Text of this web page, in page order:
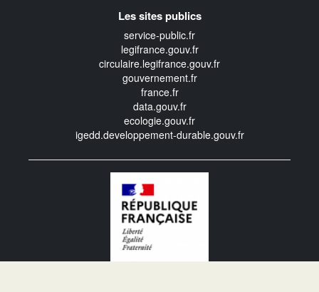
Les sites publics
service-public.fr
legifrance.gouv.fr
circulaire.legifrance.gouv.fr
gouvernement.fr
france.fr
data.gouv.fr
ecologie.gouv.fr
igedd.developpement-durable.gouv.fr